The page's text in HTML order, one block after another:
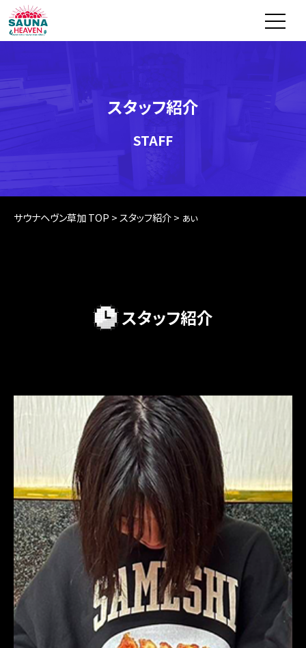
スタッフ紹介
STAFF
サウナヘヴン草加 TOP > スタッフ紹介> ぁぃ
スタッフ紹介